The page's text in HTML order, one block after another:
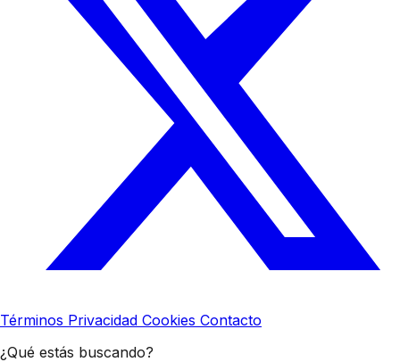
Términos Privacidad Cookies Contacto
¿Qué estás buscando?